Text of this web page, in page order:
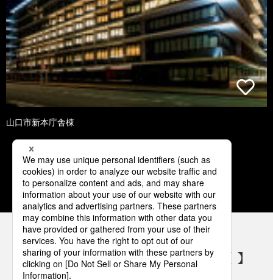
山口市新本庁舎棟
1 2 3 4 5
パナソニックの電気設備 SNSアカウント